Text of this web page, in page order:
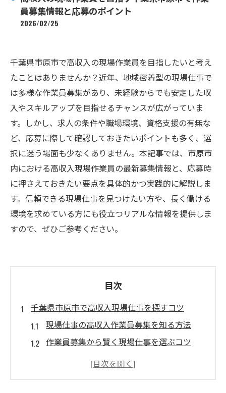
員募集情報と応募のポイント
2026/02/25
千葉県市原市で高収入の現場作業員を目指したいと考え
たことはありませんか？近年、地域密着型の現場仕事で
は多様な作業員募集があり、未経験からでも安定した収
入やスキルアップを目指せるチャンスが広がっていま
す。しかし、求人の条件や職場環境、資格支援の有無な
ど、応募に際して確認しておきたいポイントも多く、選
択に迷う場面も少なくありません。本記事では、市原市
内における高収入現場作業員の最新募集情報と、応募時
に押さえておきたい要点を具体的かつ実践的に解説しま
す。信頼できる現場仕事を見つけたい方や、長く働ける
環境を求めている方にも役立つリアルな情報を提供しま
すので、ぜひご参考ください。
目次
千葉県市原市で高収入現場仕事を探すコツ
現場仕事の高収入作業員募集を知る方法
作業員募集から賢く現場仕事を選ぶコツ
未経験歓迎の作業員募集に注目する理由